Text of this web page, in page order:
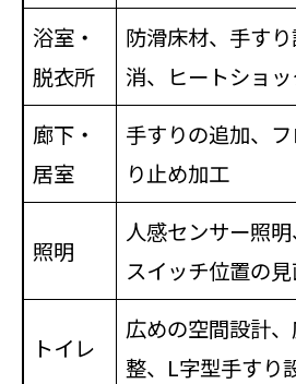
浴室・
脱衣所
防滑床材、手す
消、ヒートショ
廊下・
居室
手すりの追加、
り止め加工
照明
人感センサー照明
スイッチ位置の
トイレ
広めの空間設計
整、L字型手すり